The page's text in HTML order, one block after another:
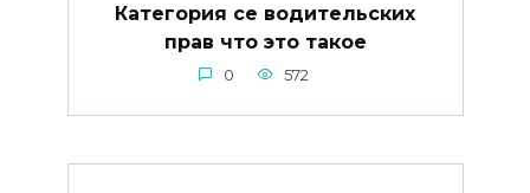
Категория се водительских
прав что это такое
0 572